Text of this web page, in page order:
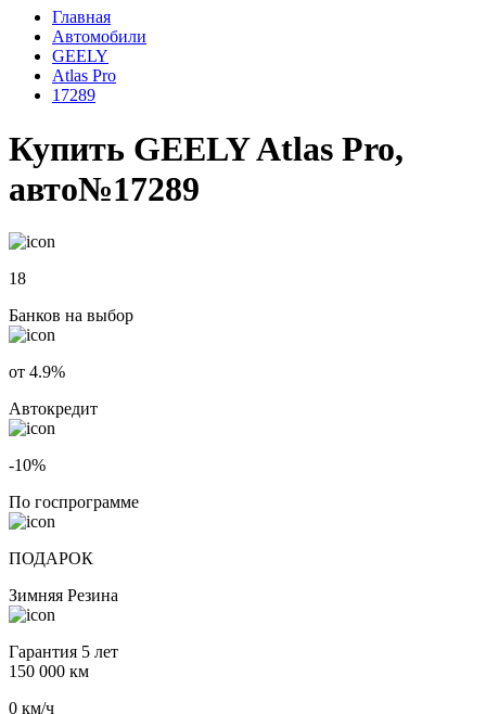
Главная
Автомобили
GEELY
Atlas Pro
17289
Купить GEELY Atlas Pro,
авто№17289
18
Банков на выбор
от 4.9%
Автокредит
-10%
По госпрограмме
ПОДАРОК
Зимняя Резина
Гарантия 5 лет
150 000 км
0 км/ч